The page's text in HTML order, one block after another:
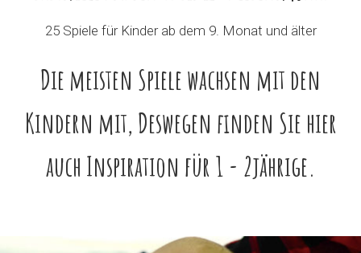
25 Spiele für Kinder ab dem 9. Monat und älter
Die meisten Spiele wachsen mit den
Kindern mit, Deswegen finden Sie hier
auch Inspiration für 1 - 2jährige.